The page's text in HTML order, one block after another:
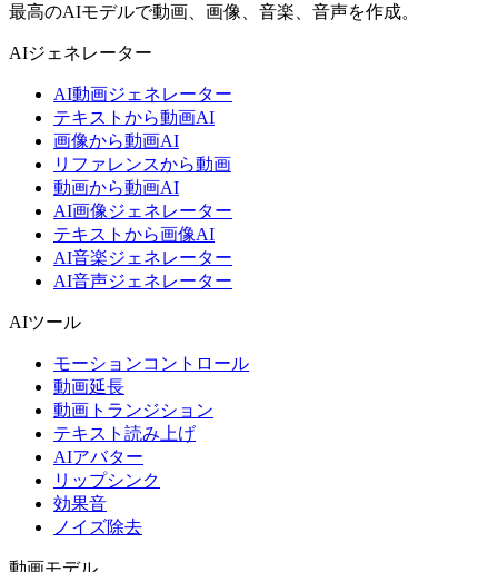
最高のAIモデルで動画、画像、音楽、音声を作成。
AIジェネレーター
AI動画ジェネレーター
テキストから動画AI
画像から動画AI
リファレンスから動画
動画から動画AI
AI画像ジェネレーター
テキストから画像AI
AI音楽ジェネレーター
AI音声ジェネレーター
AIツール
モーションコントロール
動画延長
動画トランジション
テキスト読み上げ
AIアバター
リップシンク
効果音
ノイズ除去
動画モデル